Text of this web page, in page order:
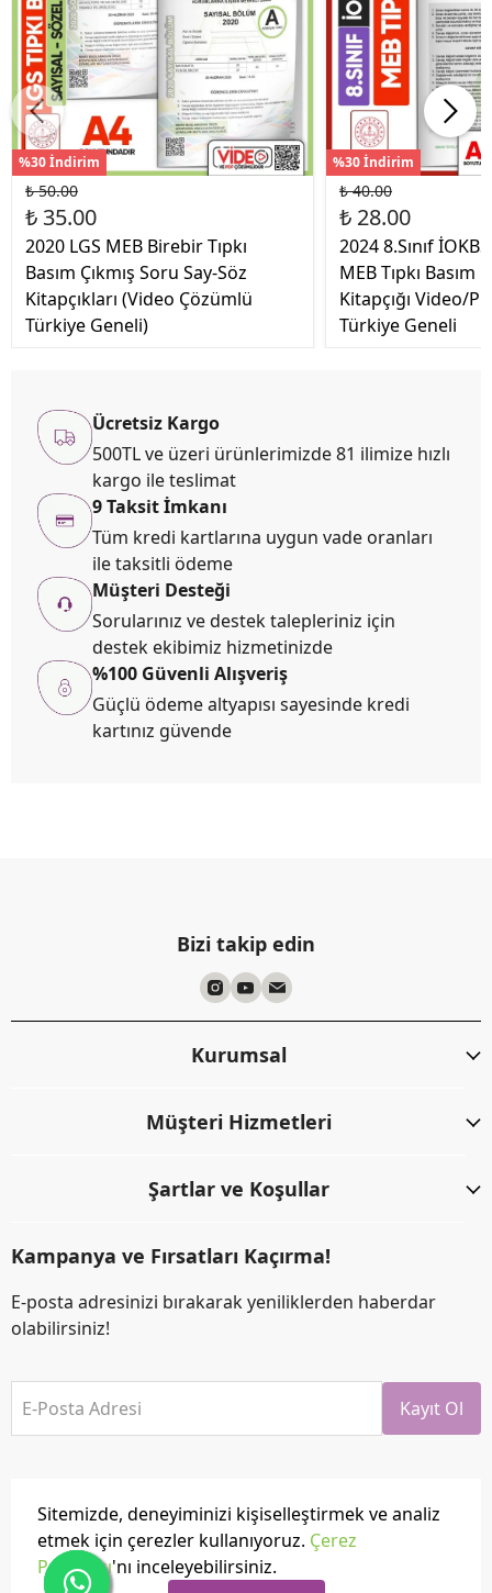
Sitemizde, deneyiminizi kişiselleştirmek ve analiz
etmek için çerezler kullanıyoruz. Çerez
Politikası'nı inceleyebilirsiniz.
%30 İndirim
₺ 50.00
₺ 35.00
2020 LGS MEB Birebir Tıpkı
Basım Çıkmış Soru Say-Söz
Kitapçıkları (Video Çözümlü
Türkiye Geneli)
%30 İndirim
₺ 40.00
₺ 28.00
2024 8.Sınıf
MEB Tıpkı Basım
Kitapçığı Video/
Türkiye Geneli
Ücretsiz Kargo
500TL ve üzeri ürünlerimizde 81 ilimize hızlı
kargo ile teslimat
9 Taksit İmkanı
Tüm kredi kartlarına uygun vade oranları
ile taksitli ödeme
Müşteri Desteği
Sorularınız ve destek talepleriniz için
destek ekibimiz hizmetinizde
%100 Güvenli Alışveriş
Güçlü ödeme altyapısı sayesinde kredi
kartınız güvende
Bizi takip edin
Kurumsal
Müşteri Hizmetleri
Şartlar ve Koşullar
Kampanya ve Fırsatları Kaçırma!
E-posta adresinizi bırakarak yeniliklerden haberdar
olabilirsiniz!
E-Posta Adresi Kayıt Ol
Tüm hakları saklıdır.